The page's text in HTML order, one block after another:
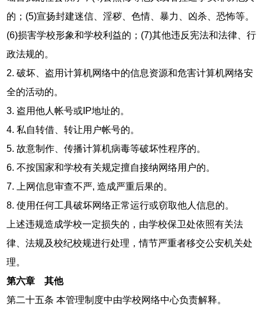
的；(5)宣扬封建迷信、淫秽、色情、暴力、凶杀、恐怖等。
(6)损害学校形象和学校利益的；(7)其他违反宪法和法律、行
政法规的。
2. 破坏、盗用计算机网络中的信息资源和危害计算机网络安
全的活动的。
3. 盗用他人帐号或IP地址的。
4. 私自转借、转让用户帐号的。
5. 故意制作、传播计算机病毒等破坏性程序的。
6. 不按国家和学校有关规定擅自接纳网络用户的。
7. 上网信息审查不严, 造成严重后果的。
8. 使用任何工具破坏网络正常运行或窃取他人信息的。
上述违规造成学校一定损失的，由学校保卫处依照有关法
律、法规及校纪校规进行处理，情节严重者移交公安机关处
理。
第六章 其他
第二十五条 本管理制度中由学校网络中心负责解释。